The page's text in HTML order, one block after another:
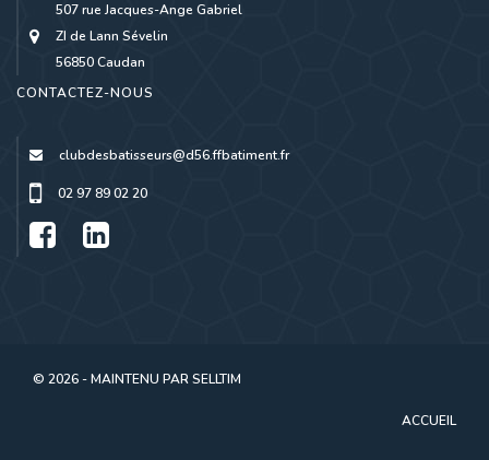
507 rue Jacques-Ange Gabriel
ZI de Lann Sévelin
56850 Caudan
CONTACTEZ-NOUS
clubdesbatisseurs@d56.ffbatiment.fr
02 97 89 02 20
© 2026 - MAINTENU PARSELLTIM
ACCUEIL